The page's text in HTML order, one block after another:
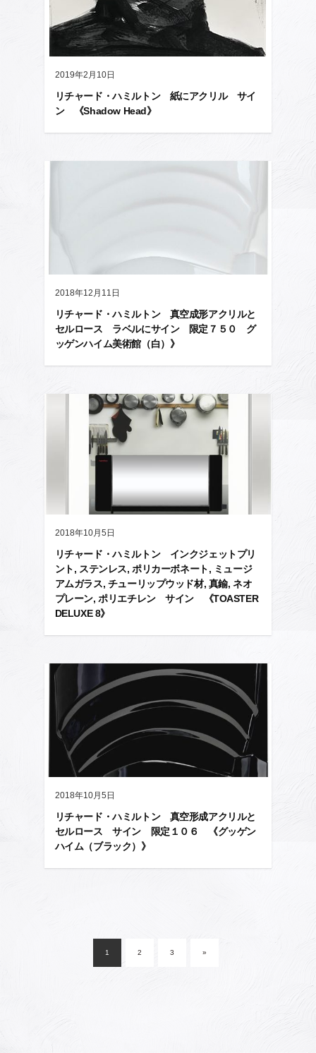
2019年2月10日
リチャード・ハミルトン 紙にアクリル サイ
ン 《Shadow Head》
2018年12月11日
リチャード・ハミルトン 真空成形アクリルと
セルロース ラベルにサイン 限定７５０ グ
ッゲンハイム美術館（白）》
2018年10月5日
リチャード・ハミルトン インクジェットプリ
ント, ステンレス, ポリカーボネート, ミュージ
アムガラス, チューリップウッド材, 真鍮, ネオ
プレーン, ポリエチレン サイン 《TOASTER
DELUXE 8》
2018年10月5日
リチャード・ハミルトン 真空形成アクリルと
セルロース サイン 限定１０６ 《グッゲン
ハイム（ブラック）》
1 2 3 »